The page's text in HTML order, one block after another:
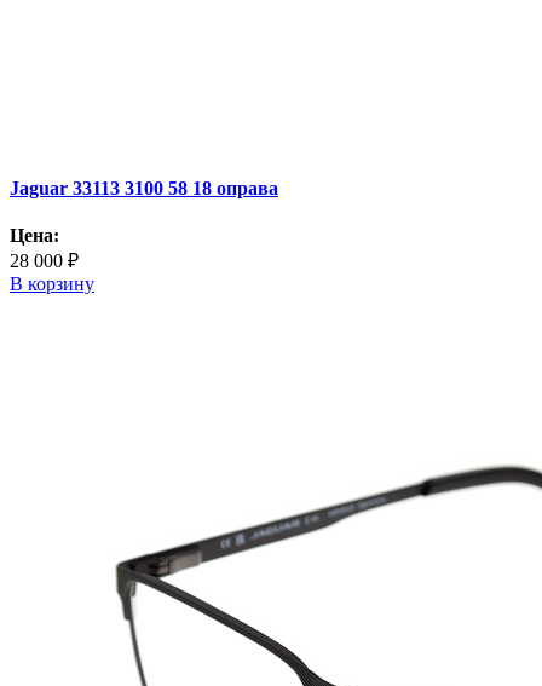
Jaguar 33113 3100 58 18 оправа
Цена:
28 000 ₽
В корзину